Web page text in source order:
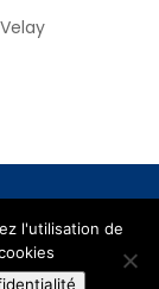
Légales
l'utilisation de